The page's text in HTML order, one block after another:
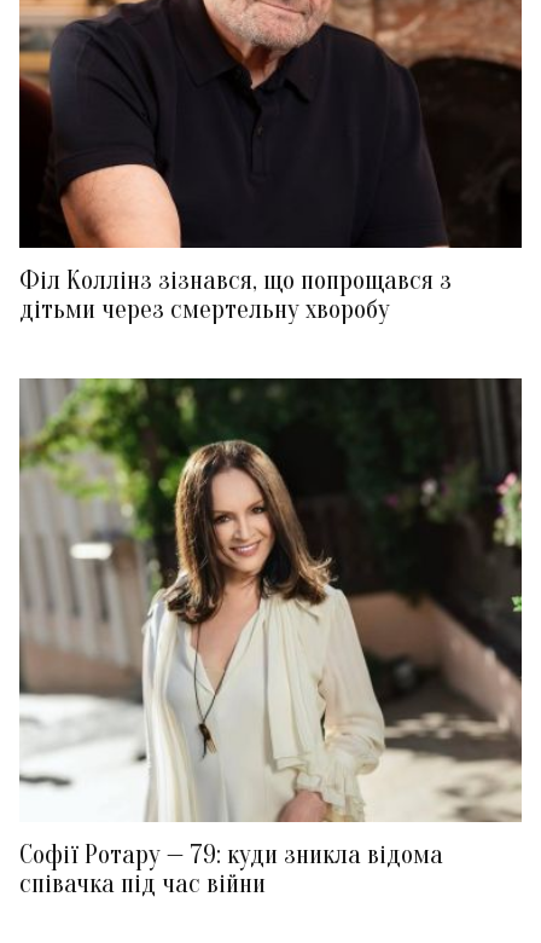
Філ Коллінз зізнався, що попрощався з
дітьми через смертельну хворобу
Софії Ротару — 79: куди зникла відома
співачка під час війни